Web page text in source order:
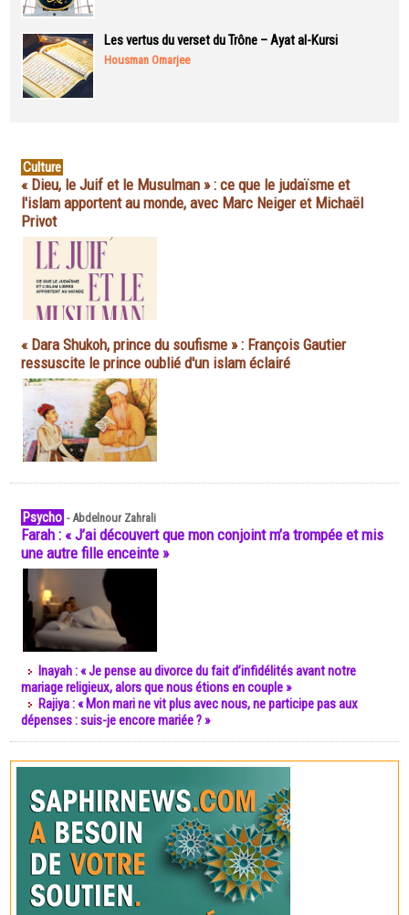
Les vertus du verset du Trône – Ayat al-Kursi
Housman Omarjee
Culture
« Dieu, le Juif et le Musulman » : ce que le judaïsme et
l'islam apportent au monde, avec Marc Neiger et Michaël
Privot
« Dara Shukoh, prince du soufisme » : François Gautier
ressuscite le prince oublié d'un islam éclairé
Psycho -Abdelnour Zahrali
Farah : « J’ai découvert que mon conjoint m’a trompée et mis
une autre fille enceinte »
Inayah : « Je pense au divorce du fait d’infidélités avant notre
mariage religieux, alors que nous étions en couple »
Rajiya : « Mon mari ne vit plus avec nous, ne participe pas aux
dépenses : suis-je encore mariée ? »